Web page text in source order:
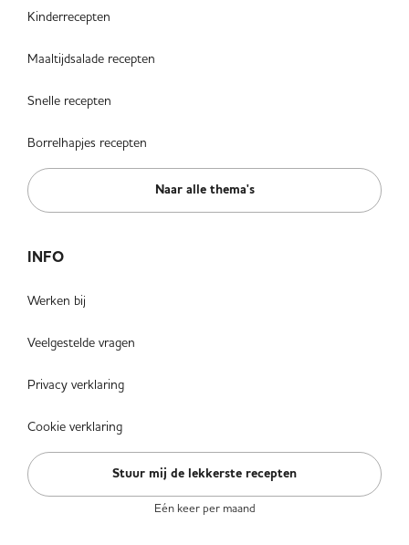
Kinderrecepten
Maaltijdsalade recepten
Snelle recepten
Borrelhapjes recepten
Naar alle thema's
INFO
Werken bij
Veelgestelde vragen
Privacy verklaring
Cookie verklaring
Stuur mij de lekkerste recepten
Eén keer per maand